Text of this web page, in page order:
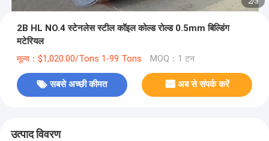
2B HL NO.4 स्टेनलेस स्टील कॉइल कोल्ड रोल्ड 0.5mm बिल्डिंग
मटेरियल
मूल्य：$1,020.00/Tons 1-99 Tons MOQ：1 टन
सबसे अच्छी कीमत अब से संपर्क करें
उत्पाद विवरण